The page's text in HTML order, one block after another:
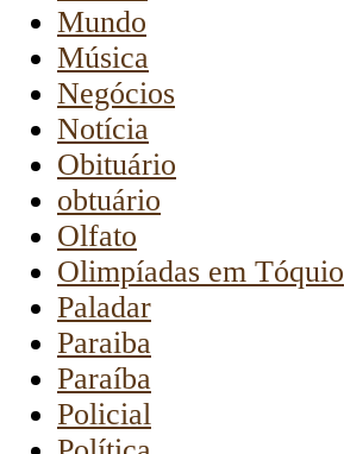
Mundo
Música
Negócios
Notícia
Obituário
obtuário
Olfato
Olimpíadas em Tóquio
Paladar
Paraiba
Paraíba
Policial